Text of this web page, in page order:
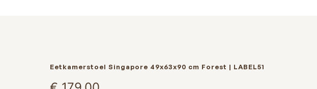
Eetkamerstoel Singapore 49x63x90 cm Forest | LABEL51